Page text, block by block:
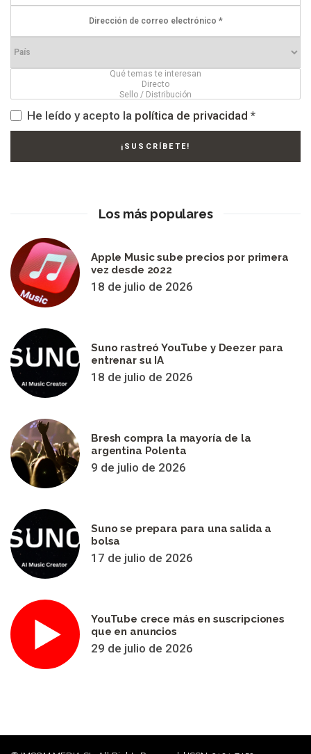
He leído y acepto la política de privacidad *
Los más populares
Apple Music sube precios por primera
vez desde 2022
18 de julio de 2026
Suno rastreó YouTube y Deezer para
entrenar su IA
18 de julio de 2026
Bresh compra la mayoría de la
argentina Polenta
9 de julio de 2026
Suno se prepara para una salida a
bolsa
17 de julio de 2026
YouTube crece más en suscripciones
que en anuncios
29 de julio de 2026